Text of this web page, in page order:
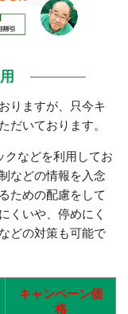
りますが、只今キ
だいております。
クなどを利用してお
などの情報を入念
ための配慮をして
くいや、停めにく
どの対策も可能で
キャンペーン価
格